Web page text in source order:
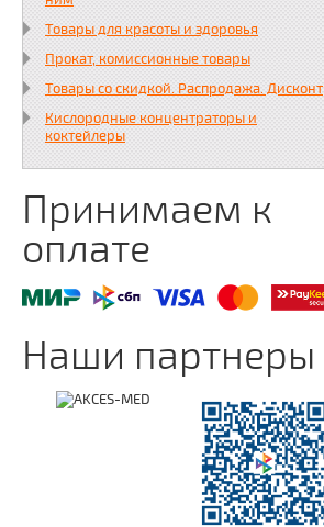
Товары для красоты и здоровья
Прокат, комиссионные товары
Товары со скидкой. Распродажа. Дисконт
Кислородные концентраторы и
коктейлеры
Принимаем к
оплате
Наши партнеры